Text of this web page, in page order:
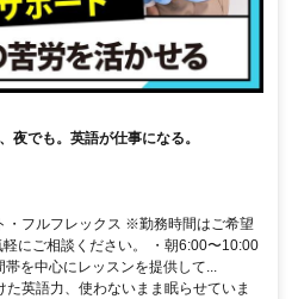
夜でも。英語が仕事になる。
・フルフレックス ※勤務時間はご希望
にご相談ください。 ・朝6:00〜10:00
を中心にレッスンを提供して...
英語力、使わないまま眠らせていま